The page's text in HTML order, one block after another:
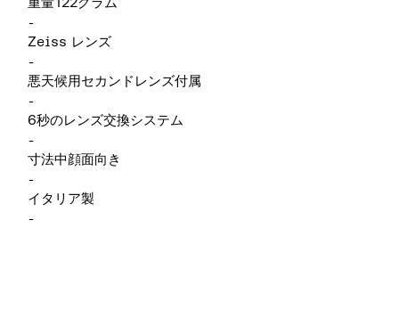
重量122グラム
-
Zeiss レンズ
-
悪天候用セカンドレンズ付属
-
6秒のレンズ交換システム
-
寸法中顔面向き
-
イタリア製
-